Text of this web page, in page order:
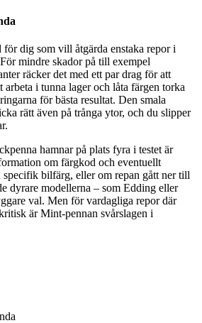
dig som vill åtgärda enstaka repor i
mindre skador på till exempel
räcker det med ett par drag för att
arbeta i tunna lager och låta färgen torka
för bästa resultat. Den smala
rätt även på trånga ytor, och du slipper
hamnar på plats fyra i testet är
om färgkod och eventuellt
bilfärg, eller om repan gått ner till
dyrare modellerna – som Edding eller
val. Men för vardagliga repor där
är Mint-pennan svårslagen i